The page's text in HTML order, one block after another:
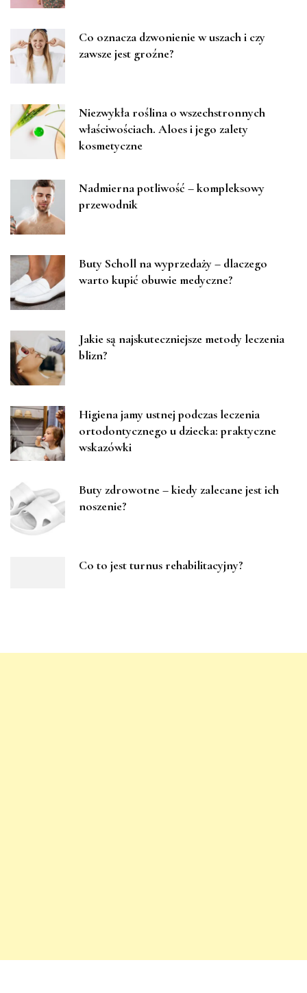
Co oznacza dzwonienie w uszach i czy
zawsze jest groźne?
Niezwykła roślina o wszechstronnych
właściwościach. Aloes i jego zalety
kosmetyczne
Nadmierna potliwość – kompleksowy
przewodnik
Buty Scholl na wyprzedaży – dlaczego
warto kupić obuwie medyczne?
Jakie są najskuteczniejsze metody leczenia
blizn?
Higiena jamy ustnej podczas leczenia
ortodontycznego u dziecka: praktyczne
wskazówki
Buty zdrowotne – kiedy zalecane jest ich
noszenie?
Co to jest turnus rehabilitacyjny?